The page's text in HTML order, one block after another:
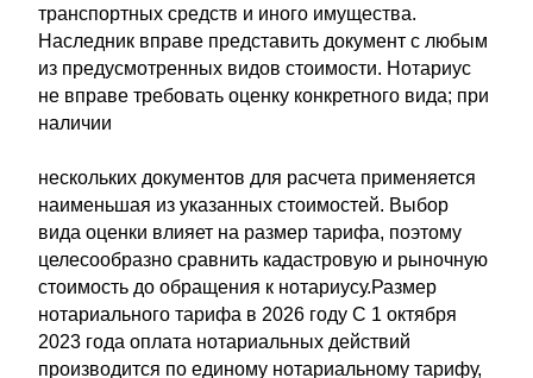
транспортных средств и иного имущества.
Наследник вправе представить документ с любым
из предусмотренных видов стоимости. Нотариус
не вправе требовать оценку конкретного вида; при
наличии
нескольких документов для расчета применяется
наименьшая из указанных стоимостей. Выбор
вида оценки влияет на размер тарифа, поэтому
целесообразно сравнить кадастровую и рыночную
стоимость до обращения к нотариусу.Размер
нотариального тарифа в 2026 году С 1 октября
2023 года оплата нотариальных действий
производится по единому нотариальному тарифу,